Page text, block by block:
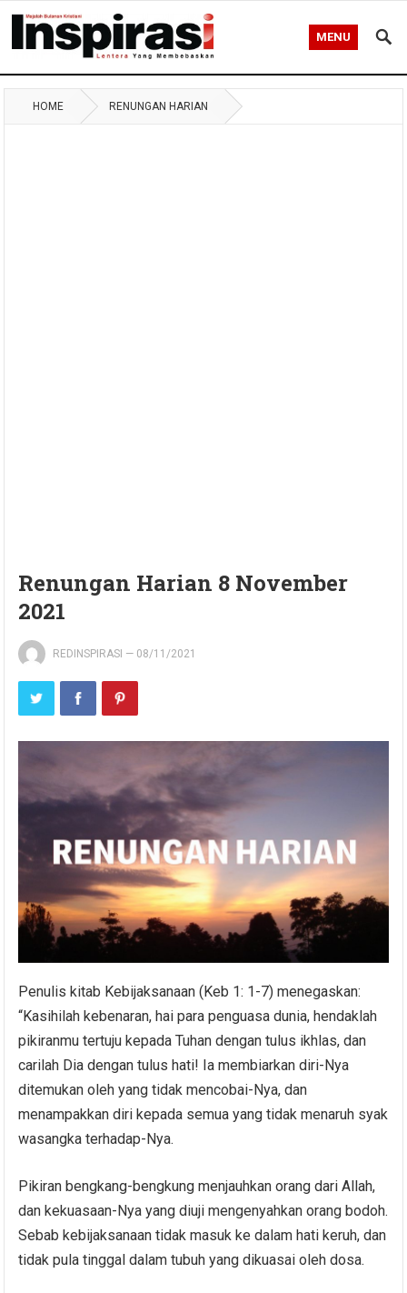
MENU
HOME RENUNGAN HARIAN
Renungan Harian 8 November
2021
REDINSPIRASI — 08/11/2021
Penulis kitab Kebijaksanaan (Keb 1: 1-7) menegaskan:
“Kasihilah kebenaran, hai para penguasa dunia, hendaklah
pikiranmu tertuju kepada Tuhan dengan tulus ikhlas, dan
carilah Dia dengan tulus hati! Ia membiarkan diri-Nya
ditemukan oleh yang tidak mencobai-Nya, dan
menampakkan diri kepada semua yang tidak menaruh syak
wasangka terhadap-Nya.
Pikiran bengkang-bengkung menjauhkan orang dari Allah,
dan kekuasaan-Nya yang diuji mengenyahkan orang bodoh.
Sebab kebijaksanaan tidak masuk ke dalam hati keruh, dan
tidak pula tinggal dalam tubuh yang dikuasai oleh dosa.